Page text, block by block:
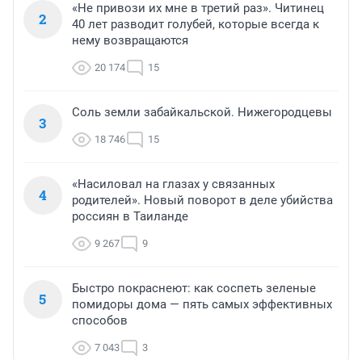
2
«Не привози их мне в третий раз». Читинец
40 лет разводит голубей, которые всегда к
нему возвращаются
20 174 15
3
Соль земли забайкальской. Нижегородцевы
18 746 15
4
«Насиловал на глазах у связанных
родителей». Новый поворот в деле убийства
россиян в Таиланде
9 267 9
5
Быстро покраснеют: как соспеть зеленые
помидоры дома — пять самых эффективных
способов
7 043 3